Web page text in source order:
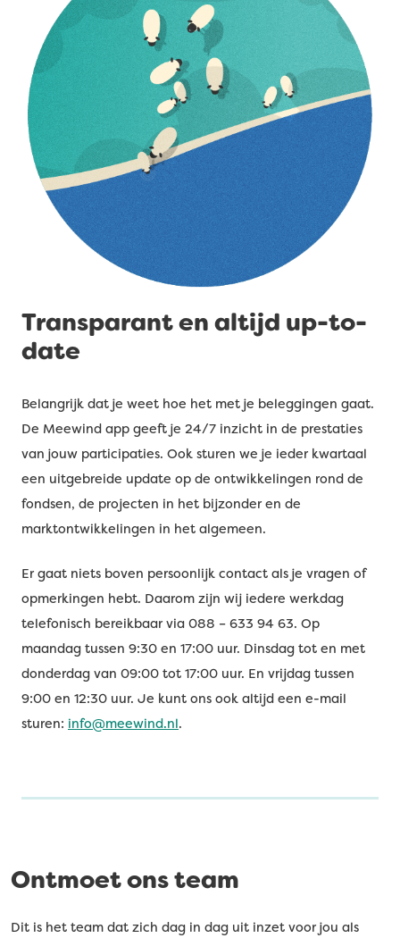
Transparant en altijd up-to-
date
Belangrijk dat je weet hoe het met je beleggingen gaat.
De Meewind app geeft je 24/7 inzicht in de prestaties
van jouw participaties. Ook sturen we je ieder kwartaal
een uitgebreide update op de ontwikkelingen rond de
fondsen, de projecten in het bijzonder en de
marktontwikkelingen in het algemeen.
Er gaat niets boven persoonlijk contact als je vragen of
opmerkingen hebt. Daarom zijn wij iedere werkdag
telefonisch bereikbaar via 088 – 633 94 63. Op
maandag tussen 9:30 en 17:00 uur. Dinsdag tot en met
donderdag van 09:00 tot 17:00 uur. En vrijdag tussen
9:00 en 12:30 uur. Je kunt ons ook altijd een e-mail
sturen: info@meewind.nl.
Ontmoet ons team
Dit is het team dat zich dag in dag uit inzet voor jou als